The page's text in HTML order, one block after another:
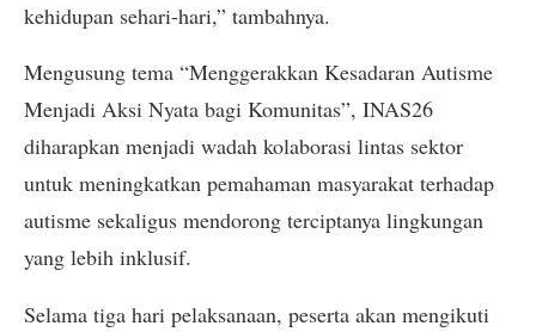
kehidupan sehari-hari,” tambahnya.
Mengusung tema “Menggerakkan Kesadaran Autisme
Menjadi Aksi Nyata bagi Komunitas”, INAS26
diharapkan menjadi wadah kolaborasi lintas sektor
untuk meningkatkan pemahaman masyarakat terhadap
autisme sekaligus mendorong terciptanya lingkungan
yang lebih inklusif.
Selama tiga hari pelaksanaan, peserta akan mengikuti